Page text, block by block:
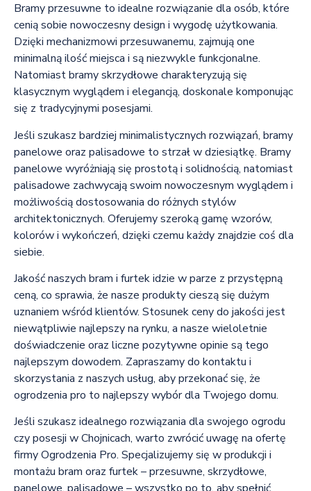
Bramy przesuwne to idealne rozwiązanie dla osób, które
cenią sobie nowoczesny design i wygodę użytkowania.
Dzięki mechanizmowi przesuwanemu, zajmują one
minimalną ilość miejsca i są niezwykle funkcjonalne.
Natomiast bramy skrzydłowe charakteryzują się
klasycznym wyglądem i elegancją, doskonale komponując
się z tradycyjnymi posesjami.
Jeśli szukasz bardziej minimalistycznych rozwiązań, bramy
panelowe oraz palisadowe to strzał w dziesiątkę. Bramy
panelowe wyróżniają się prostotą i solidnością, natomiast
palisadowe zachwycają swoim nowoczesnym wyglądem i
możliwością dostosowania do różnych stylów
architektonicznych. Oferujemy szeroką gamę wzorów,
kolorów i wykończeń, dzięki czemu każdy znajdzie coś dla
siebie.
Jakość naszych bram i furtek idzie w parze z przystępną
ceną, co sprawia, że nasze produkty cieszą się dużym
uznaniem wśród klientów. Stosunek ceny do jakości jest
niewątpliwie najlepszy na rynku, a nasze wieloletnie
doświadczenie oraz liczne pozytywne opinie są tego
najlepszym dowodem. Zapraszamy do kontaktu i
skorzystania z naszych usług, aby przekonać się, że
ogrodzenia pro to najlepszy wybór dla Twojego domu.
Jeśli szukasz idealnego rozwiązania dla swojego ogrodu
czy posesji w Chojnicach, warto zwrócić uwagę na ofertę
firmy Ogrodzenia Pro. Specjalizujemy się w produkcji i
montażu bram oraz furtek – przesuwne, skrzydłowe,